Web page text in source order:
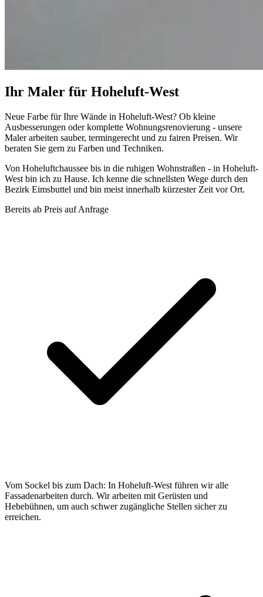
Ihr Maler für Hoheluft-West
Neue Farbe für Ihre Wände in Hoheluft-West? Ob kleine
Ausbesserungen oder komplette Wohnungsrenovierung - unsere
Maler arbeiten sauber, termingerecht und zu fairen Preisen. Wir
beraten Sie gern zu Farben und Techniken.
Von Hoheluftchaussee bis in die ruhigen Wohnstraßen - in Hoheluft-
West bin ich zu Hause. Ich kenne die schnellsten Wege durch den
Bezirk Eimsbuttel und bin meist innerhalb kürzester Zeit vor Ort.
Bereits ab Preis auf Anfrage
Vom Sockel bis zum Dach: In Hoheluft-West führen wir alle
Fassadenarbeiten durch. Wir arbeiten mit Gerüsten und
Hebebühnen, um auch schwer zugängliche Stellen sicher zu
erreichen.